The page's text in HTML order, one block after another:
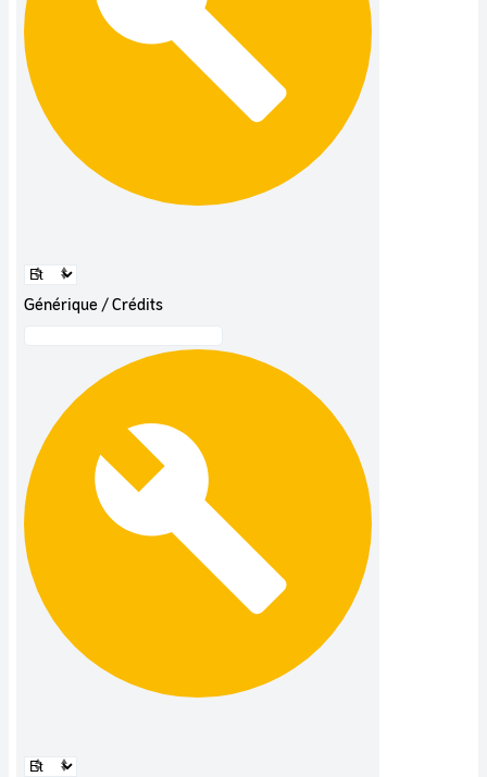
Générique / Crédits